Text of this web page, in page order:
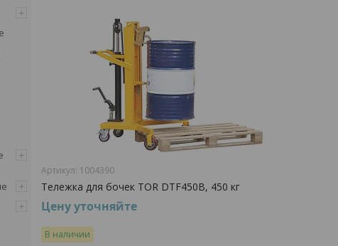
1004390
Тележка для бочек TOR DTF450B, 450 кг
Цену уточняйте
В наличии